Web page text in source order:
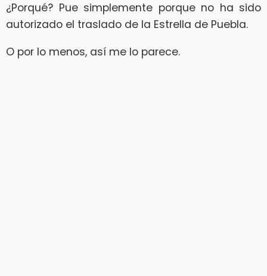
¿Porqué? Pue simplemente porque no ha sido
autorizado el traslado de la Estrella de Puebla.
O por lo menos, así me lo parece.